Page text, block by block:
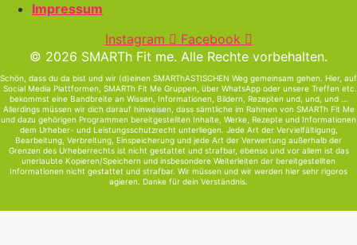
Impressum
Instagram
Facebook
© 2026 SMARTh Fit me. Alle Rechte vorbehalten.
Schön, dass du da bist und wir (d)einen SMARThASTISCHEN Weg gemeinsam gehen. Hier, auf
Social Media Plattformen, SMARTh Fit Me Gruppen, über WhatsApp oder unsere Treffen etc.
bekommst eine Bandbreite an Wissen, Informationen, Bildern, Rezepten und, und, und …
Allerdings müssen wir dich darauf hinweisen, dass sämtliche im Rahmen von SMARTh Fit Me
und dazu gehörigen Programmen bereitgestellten Inhalte, Werke, Rezepte und Informationen
dem Urheber- und Leistungsschutzrecht unterliegen. Jede Art der Vervielfältigung,
Bearbeitung, Verbreitung, Einspeicherung und jede Art der Verwertung außerhalb der
Grenzen des Urheberrechts ist nicht gestattet und strafbar, ebenso und vor allem ist das
unerlaubte Kopieren/Speichern und insbesondere Weiterleiten der bereitgestellten
Informationen nicht gestattet und strafbar. Wir müssen und wir werden hier sehr rigoros
agieren. Danke für dein Verständnis.